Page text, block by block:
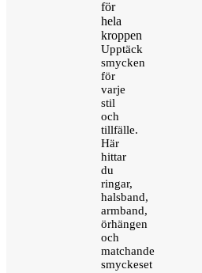
för
hela
kroppen
Upptäck
smycken
för
varje
stil
och
tillfälle.
Här
hittar
du
ringar,
halsband,
armband,
örhängen
och
matchande
smyckeset